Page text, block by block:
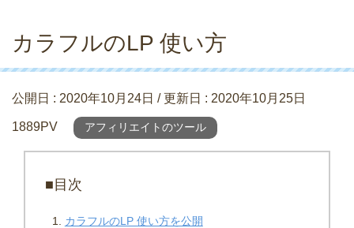
カラフルのLP 使い方
公開日 : 2020年10月24日 / 更新日 : 2020年10月25日
1889PV アフィリエイトのツール
■目次
カラフルのLP 使い方を公開